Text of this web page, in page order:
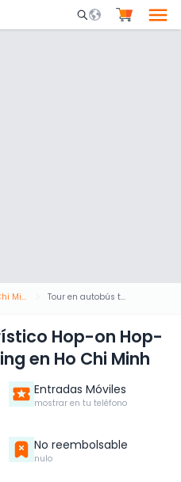
Mobile Search
Ciudad Ho Chi Minh Tour en autobús turístico Hop-on Hop-off de City Sightseeing en Ho Chi Minh
Hop-on Hop-
en Ho Chi Minh
Entradas Móviles
mostrar en tu teléfono
No reembolsable
nulo